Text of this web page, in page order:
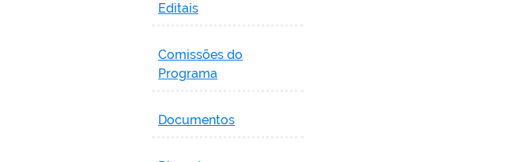
Editais
Comissões do
Programa
Documentos